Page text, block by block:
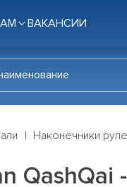
ВАКАНСИИ
Наконечники
QashQai